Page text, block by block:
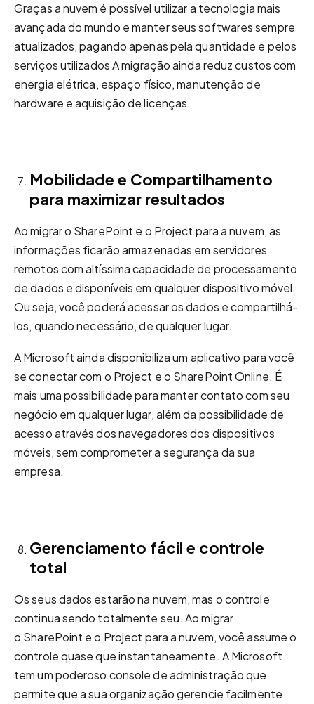
Graças a nuvem é possível utilizar a tecnologia mais
avançada do mundo e manter seus softwares sempre
atualizados, pagando apenas pela quantidade e pelos
serviços utilizados A migração ainda reduz custos com
energia elétrica, espaço físico, manutenção de
hardware e aquisição de licenças.
Mobilidade e Compartilhamento
para maximizar resultados
Ao migrar o SharePoint e o Project para a nuvem, as
informações ficarão armazenadas em servidores
remotos com altíssima capacidade de processamento
de dados e disponíveis em qualquer dispositivo móvel.
Ou seja, você poderá acessar os dados e compartilhá-
los, quando necessário, de qualquer lugar.
A Microsoft ainda disponibiliza um aplicativo para você
se conectar com o Project e o SharePoint Online. É
mais uma possibilidade para manter contato com seu
negócio em qualquer lugar, além da possibilidade de
acesso através dos navegadores dos dispositivos
móveis, sem comprometer a segurança da sua
empresa.
Gerenciamento fácil e controle
total
Os seus dados estarão na nuvem, mas o controle
continua sendo totalmente seu. Ao migrar
o SharePoint e o Project para a nuvem, você assume o
controle quase que instantaneamente. A Microsoft
tem um poderoso console de administração que
permite que a sua organização gerencie facilmente